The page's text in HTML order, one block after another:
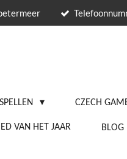
CZECH
VAN HET JAAR BLOG